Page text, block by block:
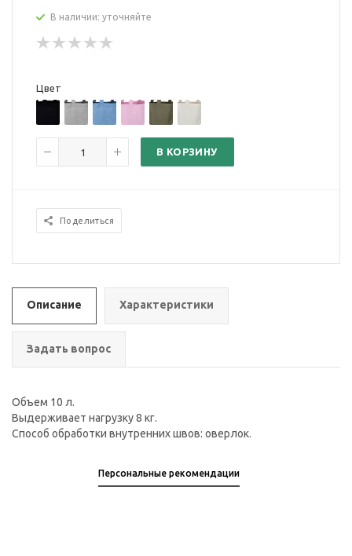
В наличии: уточняйте
Цвет
В КОРЗИНУ
Поделиться
Описание Характеристики
Задать вопрос
Объем 10 л.
Выдерживает нагрузку 8 кг.
Способ обработки внутренних швов: оверлок.
Персональные рекомендации